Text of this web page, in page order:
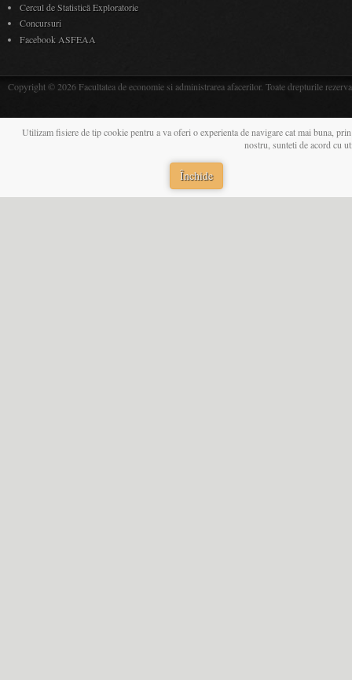
Cercul de Statistică Exploratorie
Concursuri
Facebook ASFEAA
Copyright © 2026 Facultatea de economie si administrarea afacerilor. Toate drepturile
Utilizam fisiere de tip cookie pentru a va oferi o experienta de navigare cat mai buna,
nostru, sunteti de acord cu
Închide